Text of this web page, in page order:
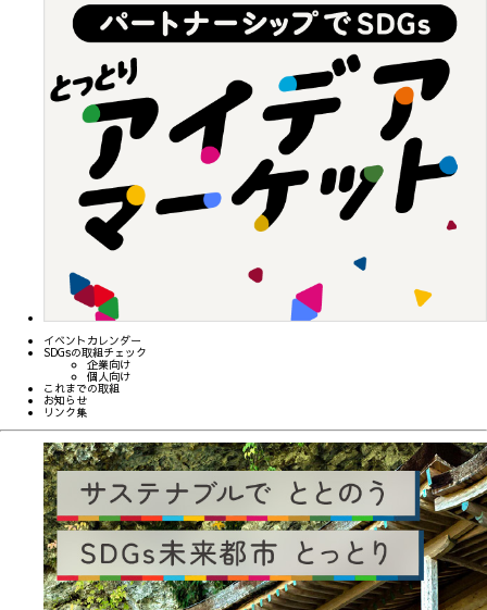
イベントカレンダー
SDGsの取組チェック
企業向け
個人向け
これまでの取組
お知らせ
リンク集